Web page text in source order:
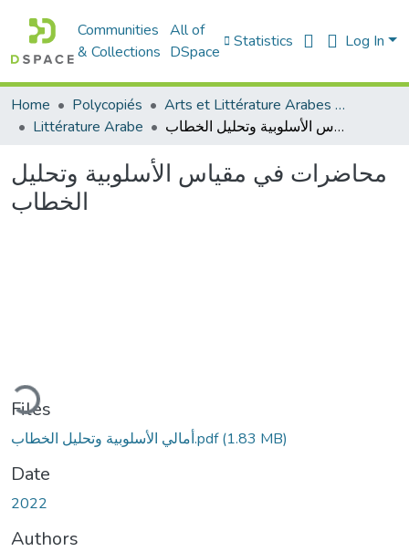
Communities
& Collections
All of
DSpace
Statistics Log In
Home Polycopiés
Arts et Littérature Arabes - فنون و أدب عربي
Littérature Arabe
محاضرات في مقياس الأسلوبية وتحليل الخطاب
محاضرات في مقياس الأسلوبية وتحليل
الخطاب
Files
أمالي الأسلوبية وتحليل الخطاب.pdf(1.83 MB)
Date
2022
Authors